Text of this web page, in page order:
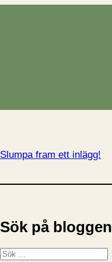
Slumpa fram ett inlägg!
Sök på bloggen
S